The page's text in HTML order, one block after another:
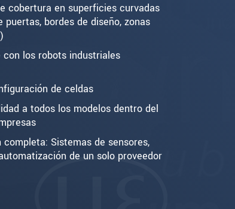
cobertura en superficies curvadas
puertas, bordes de diseño, zonas
con los robots industriales
de celdas
a todos los modelos dentro del
Sistemas de sensores,
de un solo proveedor